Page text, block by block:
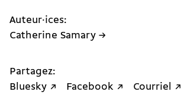
Auteur·ices:
Catherine Samary →
Partagez:
Bluesky ↗
Facebook ↗ Courriel ↗